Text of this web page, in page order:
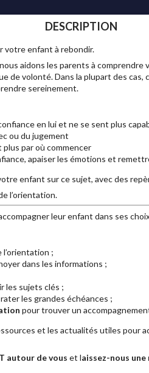
DESCRIPTION
votre enfant à rebondir.
aidons les parents à
de volonté. Dans la plupart des
sereinement.
en lui et ne se sent plus
ou du jugement
par où commencer
apaiser les émotions et
enfant sur ce sujet, avec des
l’orientation.
leur enfant dans ses
;
dans les informations ;
les sujets clés ;
les grandes échéances ;
pour trouver un
et les actualités utiles pour
autour de vous et laissez-nous